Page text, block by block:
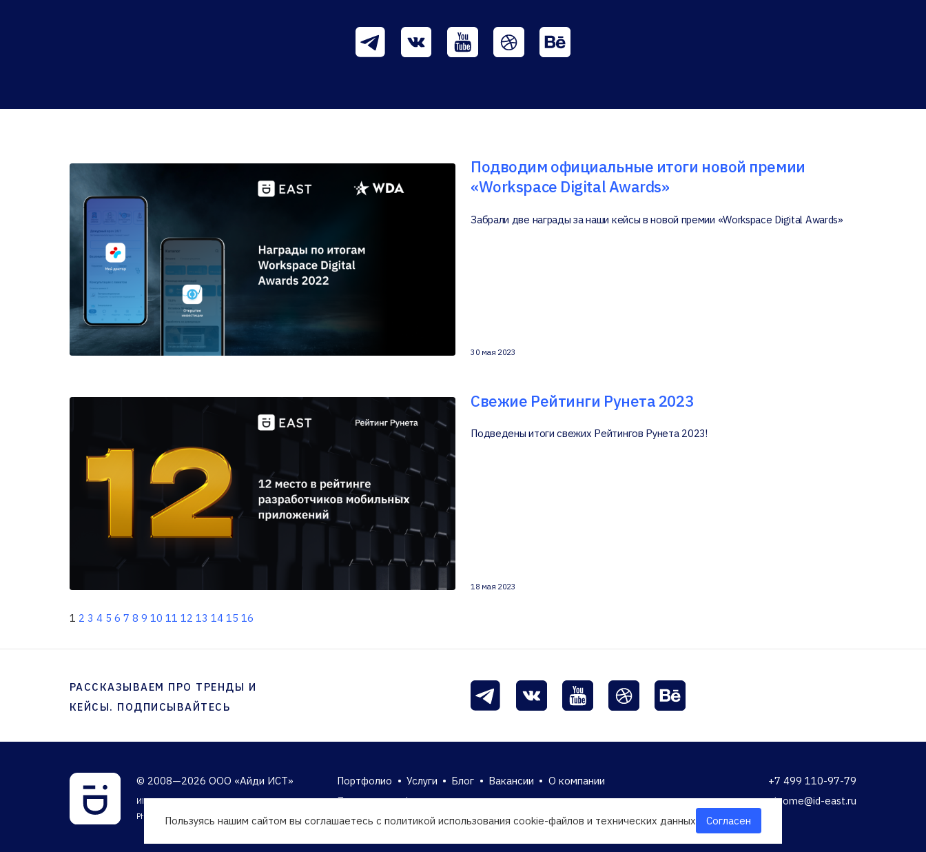
Подводим официальные итоги новой премии
«Workspace Digital Awards»
Забрали две награды за наши кейсы в новой премии «Workspace Digital Awards»
30 мая 2023
Свежие Рейтинги Рунета 2023
Подведены итоги свежих Рейтингов Рунета 2023!
18 мая 2023
1 2 3 4 5 6 7 8 9 10 11 12 13 14 15 16
РАССКАЗЫВАЕМ ПРО ТРЕНДЫ И
КЕЙСЫ. ПОДПИСЫВАЙТЕСЬ
© 2008—2026 ООО «Айди ИСТ»
ИНН 7704722654
РН 77-18-012353 в реестре операторов РКН
Портфолио • Услуги • Блог • Вакансии • О компании
+7 499 110-97-79
welcome@id-east.ru
Политика конфиденциальности
Согласие на обработку персональных данных
Пользуясь нашим сайтом вы соглашаетесь с политикой использования cookie-файлов и технических данных Согласен